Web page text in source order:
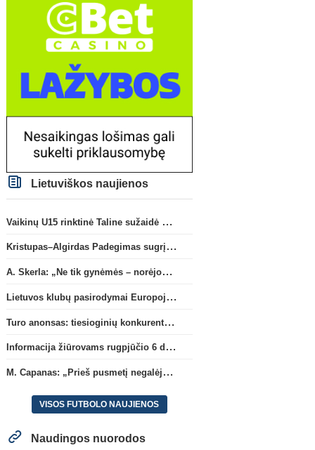
Lietuviškos naujienos
Vaikinų U15 rinktinė Taline sužaidė pirmąsias kontrolines rungtynes
Kristupas–Algirdas Padegimas sugrįžta į FC „Hegelmann” B sudėtį
A. Skerla: „Ne tik gynėmės – norėjome atakuoti“
Lietuvos klubų pasirodymai Europoje: patirti pralaimėjimai Kroatijos atstovams
Turo anonsas: tiesioginių konkurentų dvikova Gargžduose
Informacija žiūrovams rugpjūčio 6 d. UEFA rungtynėms
M. Capanas: „Prieš pusmetį negalėjau net įsivaizduoti, kad žaisime prieš „Hajduk“
VISOS FUTBOLO NAUJIENOS
Naudingos nuorodos